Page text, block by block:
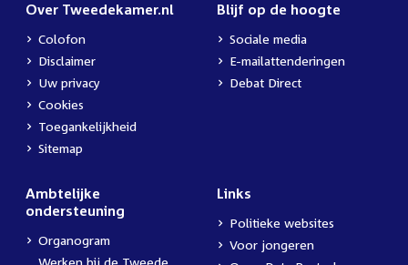
Over Tweedekamer.nl
Colofon
Disclaimer
Uw privacy
Cookies
Toegankelijkheid
Sitemap
Blijf op de hoogte
Sociale media
E-mailattenderingen
Debat Direct
Ambtelijke
ondersteuning
Organogram
Werken bij de Tweede
Links
Politieke websites
Voor jongeren